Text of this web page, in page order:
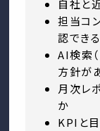
自社と
担当コ
認でき
AI検索
方針が
月次レ
か
KPIと